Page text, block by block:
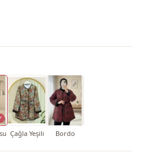
Çağla Yeşili Bordo